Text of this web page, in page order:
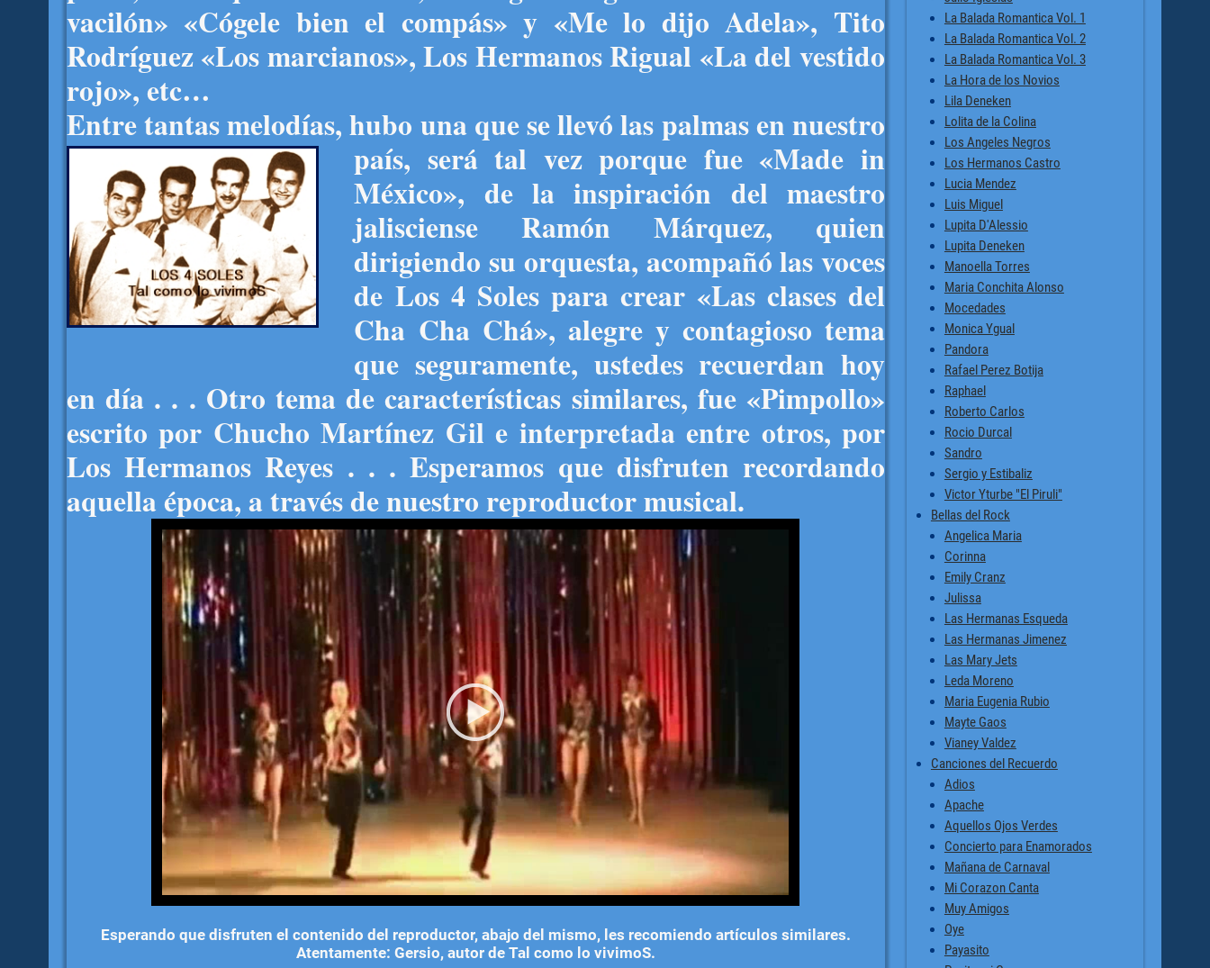
vacilón» «Cógele bien el compás» y «Me lo dijo Adela», Tito
Rodríguez «Los marcianos», Los Hermanos Rigual «La del vestido
rojo», etc…
Entre tantas melodías, hubo una que se llevó las palmas ennuestro
país, será tal vez porque fue «Made in
México», de la inspiración del maestro
jalisciense Ramón Márquez, quien
dirigiendo su orquesta, acompañó las voces
de Los 4 Soles para crear «Las clases del
Cha Cha Chá», alegre y contagioso tema
que seguramente, ustedes recuerdan hoy
en día . . . Otro tema de características similares, fue «Pimpollo»
escrito por Chucho Martínez Gil e interpretada entre otros, por
Los Hermanos Reyes . . . Esperamos que disfruten recordando
aquella época, a través de nuestro reproductor musical.
Esperando que disfruten el contenido del reproductor, abajo del mismo, les recomiendo artículos similares.
Atentamente: Gersio, autor de Tal como lo vivimoS.
La Balada Romantica Vol. 1
La Balada Romantica Vol. 2
La Balada Romantica Vol. 3
La Hora de los Novios
Lila Deneken
Lolita de la Colina
Los Angeles Negros
Los Hermanos Castro
Lucia Mendez
Luis Miguel
Lupita D'Alessio
Lupita Deneken
Manoella Torres
Maria Conchita Alonso
Mocedades
Monica Ygual
Pandora
Rafael Perez Botija
Raphael
Roberto Carlos
Rocio Durcal
Sandro
Sergio y Estibaliz
Victor Yturbe "El Piruli"
Bellas del Rock
Angelica Maria
Corinna
Emily Cranz
Julissa
Las Hermanas Esqueda
Las Hermanas Jimenez
Las Mary Jets
Leda Moreno
Maria Eugenia Rubio
Mayte Gaos
Vianey Valdez
Canciones del Recuerdo
Adios
Apache
Aquellos Ojos Verdes
Concierto para Enamorados
Mañana de Carnaval
Mi Corazon Canta
Muy Amigos
Oye
Payasito